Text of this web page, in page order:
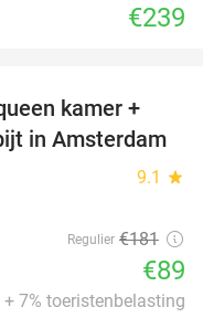
€239
51%
kamer +
in Amsterdam
9.1 star
Regulier €181
€89
7% toeristenbelasting